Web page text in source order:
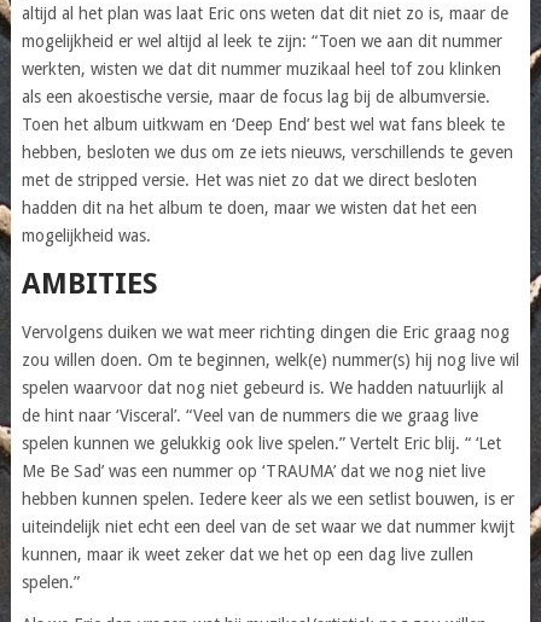
altijd al het plan was laat Eric ons weten dat dit niet zo is, maar de
mogelijkheid er wel altijd al leek te zijn: “Toen we aan dit nummer
werkten, wisten we dat dit nummer muzikaal heel tof zou klinken
als een akoestische versie, maar de focus lag bij de albumversie.
Toen het album uitkwam en ‘Deep End’ best wel wat fans bleek te
hebben, besloten we dus om ze iets nieuws, verschillends te geven
met de stripped versie. Het was niet zo dat we direct besloten
hadden dit na het album te doen, maar we wisten dat het een
mogelijkheid was.
AMBITIES
Vervolgens duiken we wat meer richting dingen die Eric graag nog
zou willen doen. Om te beginnen, welk(e) nummer(s) hij nog live wil
spelen waarvoor dat nog niet gebeurd is. We hadden natuurlijk al
de hint naar ‘Visceral’. “Veel van de nummers die we graag live
spelen kunnen we gelukkig ook live spelen.” Vertelt Eric blij. “ ‘Let
Me Be Sad’ was een nummer op ‘TRAUMA’ dat we nog niet live
hebben kunnen spelen. Iedere keer als we een setlist bouwen, is er
uiteindelijk niet echt een deel van de set waar we dat nummer kwijt
kunnen, maar ik weet zeker dat we het op een dag live zullen
spelen.”